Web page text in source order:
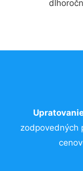
zodpovedných